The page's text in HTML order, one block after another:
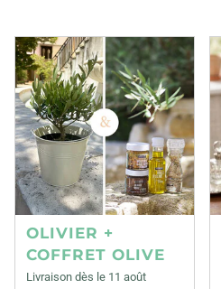
OLIVIER +
COFFRET OLIVE
Livraison dès le 11 août